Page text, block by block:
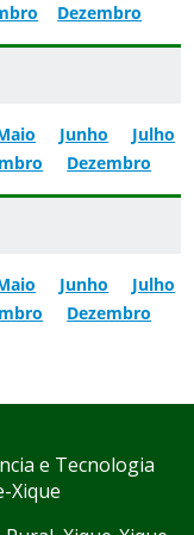
Dezembro
Junho
Julho
Dezembro
Junho
Julho
Dezembro
e Tecnologia
Xique